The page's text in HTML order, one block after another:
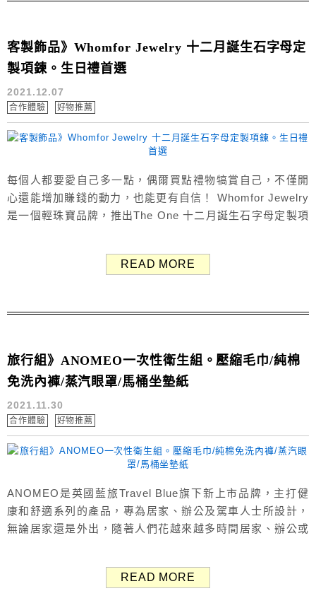
客製飾品》Whomfor Jewelry 十二月誕生石字母定
製項鍊。生日禮首選
2021.12.07
合作體驗 好物推薦
每個人都要愛自己多一點，偶爾買點禮物犒賞自己，不僅開
心還能增加賺錢的動力，也能更有自信！ Whomfor Jewelry
是一個輕珠寶品牌，推出The One 十二月誕生石字母定製項
物，也很適合送人做生日禮物、情人節禮物！ Whomfor
READ MORE
旅行組》ANOMEO一次性衛生組。壓縮毛巾/純棉
免洗內褲/蒸汽眼罩/馬桶坐墊紙
2021.11.30
合作體驗 好物推薦
ANOMEO是英國藍旅Travel Blue旗下新上市品牌，主打健
康和舒適系列的產品，專為居家、辦公及駕車人士所設計，
無論居家還是外出，隨著人們花越來越多時間居家、辦公或
洗內褲、蒸汽眼罩、馬桶坐墊紙！ ANOMEO一次性衛生組
READ MORE